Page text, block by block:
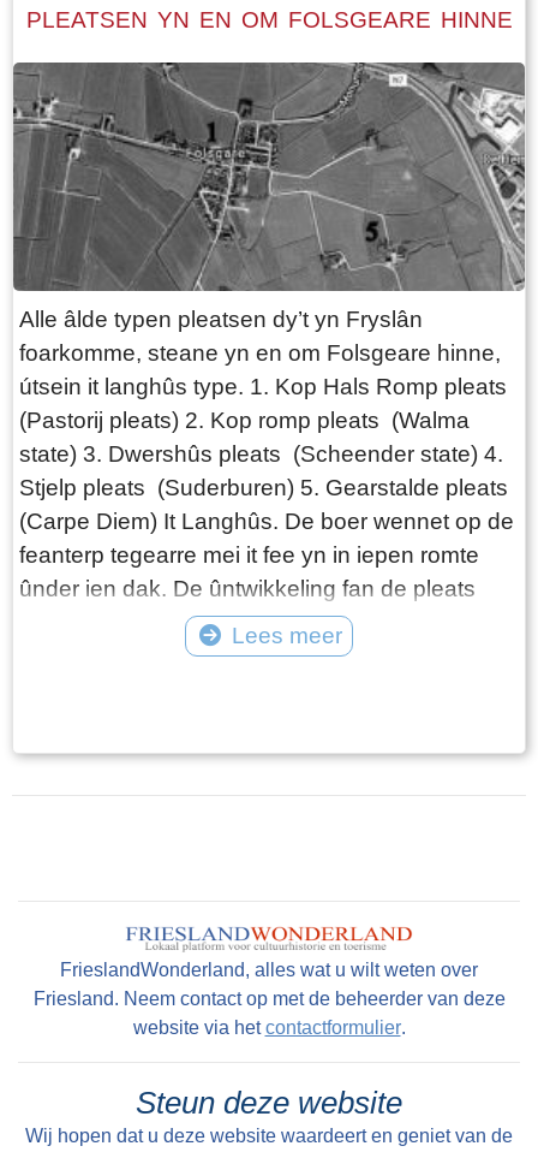
let in oere foar it begjin fan de “preek” en by in
moaie lûd fan dizze klok fier te hearren oer gea,
mar en poel.
boaten oankomme. De ketting komt nammentlik
omheech as de pont begjinte farren!
PLEATSEN YN EN OM FOLSGEARE HINNE
Alle âlde typen pleatsen dy’t yn Fryslân
foarkomme, steane yn en om Folsgeare hinne,
útsein it langhûs type. 1. Kop Hals Romp pleats
(Pastorij pleats) 2. Kop romp pleats (Walma
state) 3. Dwershûs pleats (Scheender state) 4.
Stjelp pleats (Suderburen) 5. Gearstalde pleats
(Carpe Diem) It Langhûs. De boer wennet op de
feanterp tegearre mei it fee yn in iepen romte
ûnder ien dak. De ûntwikkeling fan de pleats
komt yn in nije fase, wannear’t de boer skieden
fan it fee wennet. It wenhûs is skieden fan de
geraden it tal stiks fee dat de boer hat. It hea
wurdt njonken de pleats yn de heaberch
boujier 1725)
Lees meer
FrieslandWonderland, alles wat u wilt weten over
Friesland. Neem contact op met de beheerder van deze
website via hetcontactformulier.
Steun deze website
Wij hopen dat u deze website waardeert en geniet van de